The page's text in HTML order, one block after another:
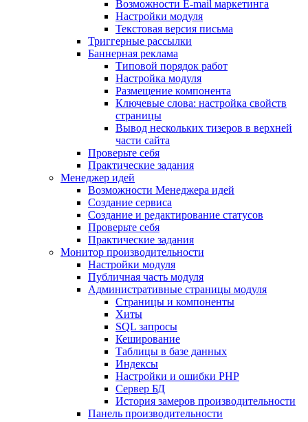
Возможности E-mail маркетинга
Настройки модуля
Текстовая версия письма
Триггерные рассылки
Баннерная реклама
Типовой порядок работ
Настройка модуля
Размещение компонента
Ключевые слова: настройка свойств
страницы
Вывод нескольких тизеров в верхней
части сайта
Проверьте себя
Практические задания
Менеджер идей
Возможности Менеджера идей
Создание сервиса
Создание и редактирование статусов
Проверьте себя
Практические задания
Монитор производительности
Настройки модуля
Публичная часть модуля
Административные страницы модуля
Страницы и компоненты
Хиты
SQL запросы
Кеширование
Таблицы в базе данных
Индексы
Настройки и ошибки PHP
Сервер БД
История замеров производительности
Панель производительности